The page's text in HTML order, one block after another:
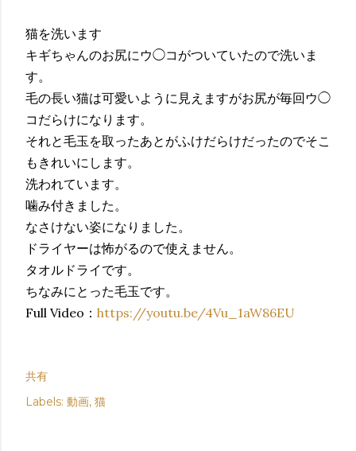
猫を洗います
キギちゃんのお尻にウ◯コがついていたので洗いま
す。
毛の長い猫は可愛いように見えますがお尻が毎回ウ◯
コだらけになります。
それと毛玉を取ったあとがふけだらけだったのでそこ
もきれいにします。
洗われています。
噛み付きました。
なさけない姿になりました。
ドライヤーは怖がるので使えません。
タオルドライです。
ちなみにとった毛玉です。
Full Video： https://youtu.be/4Vu_1aW86EU
共有
Labels: 動画 猫